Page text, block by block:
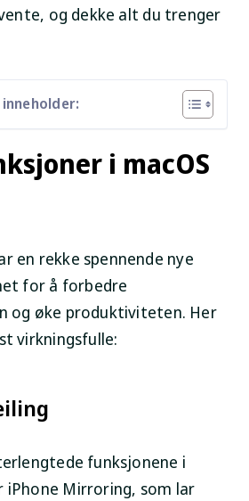
og dekke alt du trenger
i macOS
en rekke spennende nye
for å forbedre
og øke produktiviteten. Her
virkningsfulle:
funksjonene i
iPhone Mirroring, som lar